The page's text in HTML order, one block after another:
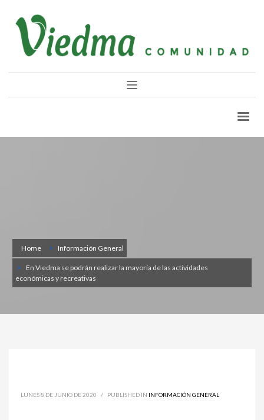
Home Información General
En Viedma se podrán realizar la mayoría de las actividades
económicas y recreativas
LUNES 8 DE JUNIO DE 2020 / PUBLISHED IN INFORMACIÓN GENERAL